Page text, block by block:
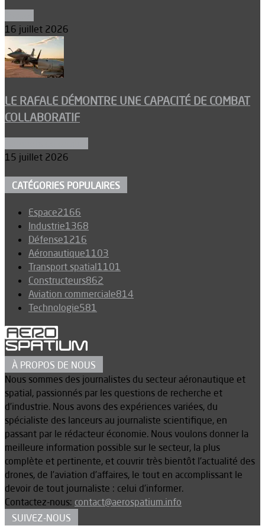
16 juillet 2026
LE RAFALE DÉMONTRE UNE CAPACITÉ DE COMBAT
COLLABORATIF
15 juillet 2026
CATÉGORIES POPULAIRES
Espace2166
Industrie1368
Défense1216
Aéronautique1103
Transport spatial1101
Constructeurs862
Aviation commerciale814
Technologie581
À PROPOS DE NOUS
Nous sommes des journalistes du secteur aéronautique et
spatial, passionnés par les questions de recherche et
d’industrie. Nous avons des expériences variées, du
spécialiste des lanceurs au journaliste scientifique, en
passant par le rédacteur économie. Nous voulons donner la
meilleure information possible sur le secteur, la plus
complète et pertinente, et couvrir très bientôt l’actualité des
drones, de l’aviation d’affaires, le tout en accomplissant le
devoir de tout journaliste : celui d’informer.
Contactez-nous: contact@aerospatium.info
SUIVEZ-NOUS